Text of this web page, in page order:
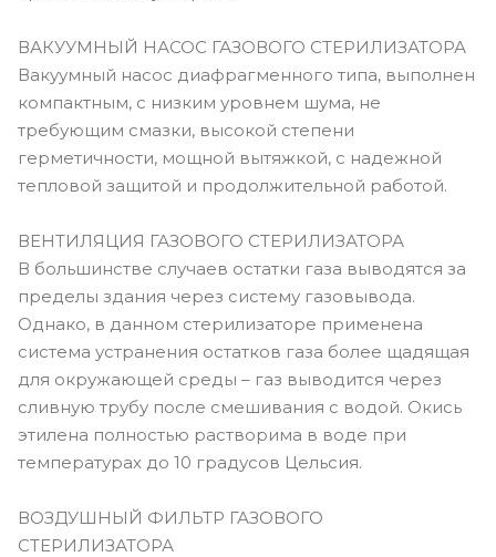
ВАКУУМНЫЙ НАСОС ГАЗОВОГО СТЕРИЛИЗАТОРА
Вакуумный насос диафрагменного типа, выполнен
компактным, с низким уровнем шума, не
требующим смазки, высокой степени
герметичности, мощной вытяжкой, с надежной
тепловой защитой и продолжительной работой.
ВЕНТИЛЯЦИЯ ГАЗОВОГО СТЕРИЛИЗАТОРА
В большинстве случаев остатки газа выводятся за
пределы здания через систему газовывода.
Однако, в данном стерилизаторе применена
система устранения остатков газа более щадящая
для окружающей среды – газ выводится через
сливную трубу после смешивания с водой. Окись
этилена полностью растворима в воде при
температурах до 10 градусов Цельсия.
ВОЗДУШНЫЙ ФИЛЬТР ГАЗОВОГО
СТЕРИЛИЗАТОРА